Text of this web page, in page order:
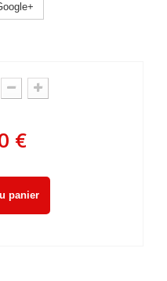
€
panier